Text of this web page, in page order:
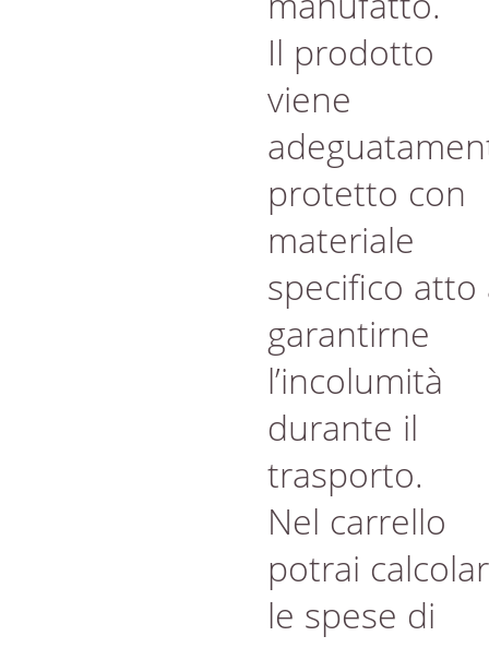
Il prodotto
viene
protetto con
materiale
specifico atto
garantirne
l’incolumità
durante il
trasporto.
Nel carrello
potrai
le spese di